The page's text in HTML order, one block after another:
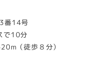
番14号
で10分
（徒歩８分）